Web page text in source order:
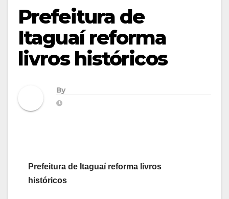
Prefeitura de
Itaguaí reforma
livros históricos
By
Prefeitura de Itaguaí reforma livros
históricos